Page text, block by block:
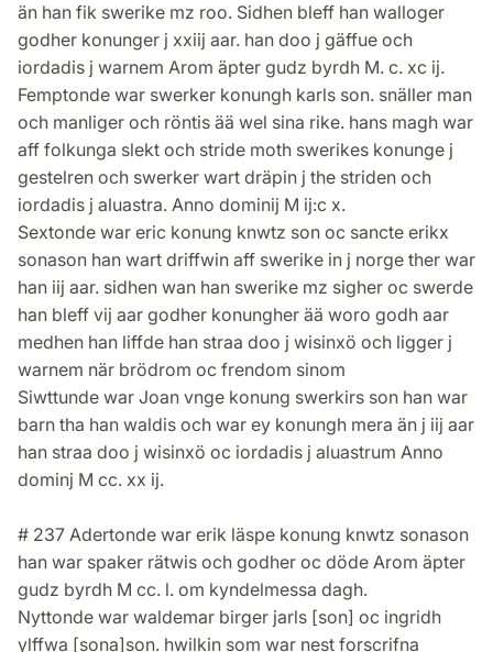
än han fik swerike mz roo. Sidhen bleff han walloger
godher konunger j xxiij aar. han doo j gäffue och
iordadis j warnem Arom äpter gudz byrdh M. c. xc ij.
Femptonde war swerker konungh karls son. snäller man
och manliger och röntis ää wel sina rike. hans magh war
aff folkunga slekt och stride moth swerikes konunge j
gestelren och swerker wart dräpin j the striden och
iordadis j aluastra. Anno dominij M ij:c x.
Sextonde war eric konung knwtz son oc sancte erikx
sonason han wart driffwin aff swerike in j norge ther war
han iij aar. sidhen wan han swerike mz sigher oc swerde
han bleff vij aar godher konungher ää woro godh aar
medhen han liffde han straa doo j wisinxö och ligger j
warnem när brödrom oc frendom sinom
Siwttunde war Joan vnge konung swerkirs son han war
barn tha han waldis och war ey konungh mera än j iij aar
han straa doo j wisinxö oc iordadis j aluastrum Anno
dominj M cc. xx ij.
# 237 Adertonde war erik läspe konung knwtz sonason
han war spaker rätwis och godher oc döde Arom äpter
gudz byrdh M cc. l. om kyndelmessa dagh.
Nyttonde war waldemar birger jarls [son] oc ingridh
ylffwa [sona]son. hwilkin som war nest forscrifna